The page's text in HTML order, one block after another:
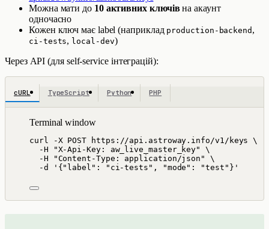
Можна мати до 10 активних ключівна акаунт
одночасно
Кожен ключ має label (наприклад production-backend ,
ci-tests, local-dev)
Через API (для self-service інтеграцій):
cURL TypeScript Python PHP
Terminal window
curl -X POST https://api.astroway.info/v1/keys
\
-H
"X-Api-Key: aw_live_master_key"
\
-H
"Content-Type: application/json "
\
-d
' {"label": "ci-tests", "mode": "test"} '